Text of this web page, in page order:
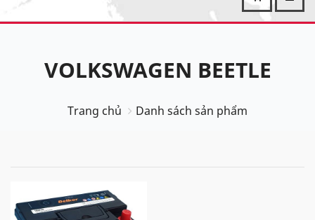
VOLKSWAGEN BEETLE
Trang chủ Danh sách sản phẩm